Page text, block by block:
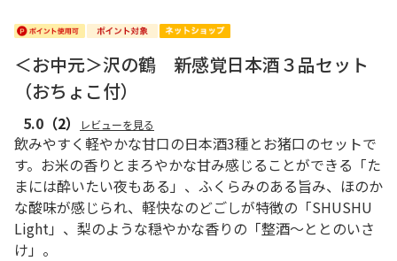
＜お中元＞沢の鶴 新感覚日本酒３品セット
（おちょこ付）
5.0 （2） レビューを見る
飲みやすく軽やかな甘口の日本酒3種とお猪口のセットで
す。お米の香りとまろやかな甘み感じることができる「た
まには酔いたい夜もある」、ふくらみのある旨み、ほのか
な酸味が感じられ、軽快なのどごしが特徴の「SHUSHU
Light」、梨のような穏やかな香りの「整酒～ととのいさ
け」。